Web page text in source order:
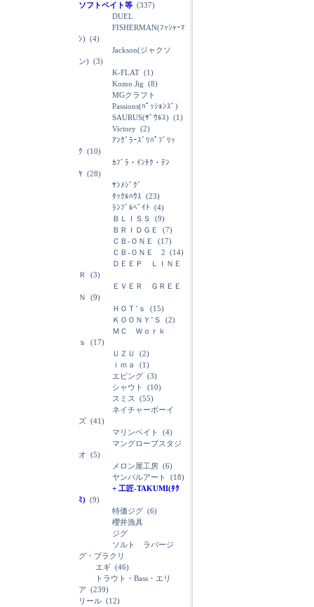
ソフトベイト等 (337)
DUEL
FISHERMAN(ﾌｯｼｬｰﾏ
ﾝ) (4)
Jackson(ジャクソ
ン) (3)
K-FLAT (1)
Komo Jig (8)
MGクラフト
Passions(ﾊﾟｯｼｮﾝｽﾞ)
SAURUS(ｻﾞｳﾙｽ) (1)
Victory (2)
ｱﾝｸﾞﾗｰｽﾞﾘﾊﾟﾌﾞﾘｯ
ｸ (10)
ｶﾌﾞﾗ・ｲﾝﾁｸ・ﾃﾝ
ﾔ (28)
ｻﾝﾒｼﾞｸﾞ
ﾀｯｸﾙﾊｳｽ (23)
ﾗﾝﾌﾞﾙﾍﾞｲﾄ (4)
ＢＬＩＳＳ
(9)
ＢＲＩＤＧＥ
(7)
ＣＢ-ＯＮＥ
(17)
ＣＢ-ＯＮＥ 2 (14)
ＤＥＥＰ ＬＩＮＥ
Ｒ
(3)
ＥＶＥＲ ＧＲＥＥ
Ｎ
(9)
ＨＯＴ’ｓ
(15)
ＫＯＯＮＹ’Ｓ
(2)
ＭＣ Ｗｏｒｋ
ｓ
(17)
ＵＺＵ
(2)
ｉｍａ
(1)
エビング (3)
シャウト
(10)
スミス
(55)
ネイチャーボーイ
ズ (41)
マリンベイト
(4)
マングローブスタジ
オ (5)
メロン屋工房 (6)
ヤンバルアート
(18)
+ 工匠-TAKUMI(ﾀｸ
ﾐ) (9)
特価ジグ (6)
櫻井漁具
ジグ
ソルト ラバージ
グ・ブラクリ
エギ (46)
トラウト・Bass・エリ
ア (239)
リール (12)